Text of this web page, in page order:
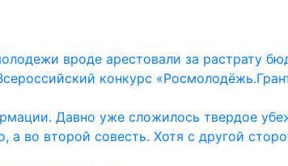
вроде арестовали за растрату
конкурс
Давно уже сложилось твердое
а во второй совесть. Хотя с другой